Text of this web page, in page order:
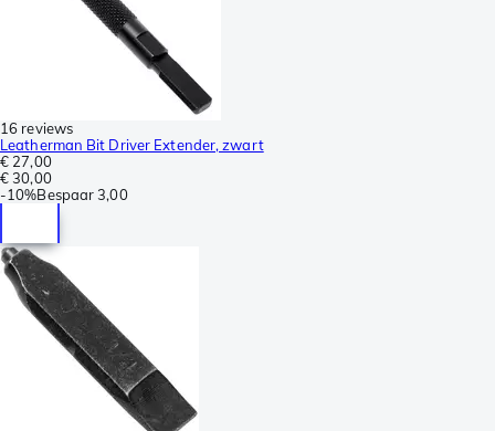
16 reviews
Leatherman Bit Driver Extender, zwart
€ 27,00
€ 30,00
-10%Bespaar 3,00